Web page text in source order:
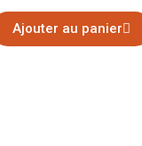
Ajouter au panier